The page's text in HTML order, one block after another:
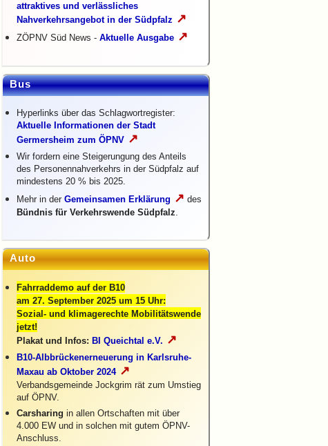
attraktives und verlässliches
Nahverkehrsangebot in der Südpfalz ↗
ZÖPNV Süd News - Aktuelle Ausgabe ↗
Bus
Hyperlinks über das Schlagwortregister:
Aktuelle Informationen der Stadt
Germersheim zum ÖPNV ↗
Wir fordern eine Steigerungung des Anteils
des Personennahverkehrs in der Südpfalz auf
mindestens 20 % bis 2025.
Mehr in der Gemeinsamen Erklärung ↗ des
Bündnis für Verkehrswende Südpfalz.
Auto
Fahrraddemo auf der B10
am 27. September 2025 um 15 Uhr:
Sozial- und klimagerechte Mobilitätswende
jetzt!
Plakat und Infos: BI Queichtal e.V. ↗
B10-Albbrückenerneuerung in Karlsruhe-
Maxau ab Oktober 2024↗
Verbandsgemeinde Jockgrim rät zum Umstieg
auf ÖPNV.
Carsharing in allen Ortschaften mit über
4.000 EW und in solchen mit gutem ÖPNV-
Anschluss.